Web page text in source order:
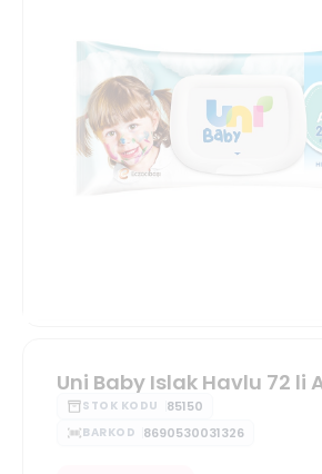
Uni Baby Islak Havlu 72 li
STOK KODU 85150
BARKOD 8690530031326